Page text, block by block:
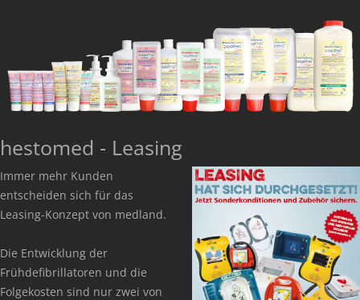
hestomed - Leasing
Immer mehr Kunden
entscheiden sich für das
Leasing-Konzept von medland.
Die Entwicklung der
Frühdefibrillatoren und die
Folgekosten sind nur zwei von